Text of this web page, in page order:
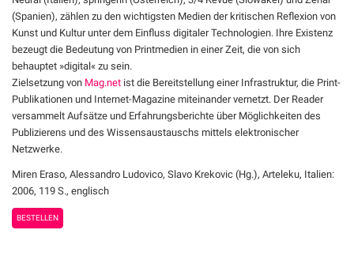
(Spanien), zählen zu den wichtigsten Medien der kritischen Reflexion von
Kunst und Kultur unter dem Einfluss digitaler Technologien. Ihre Existenz
bezeugt die Bedeutung von Printmedien in einer Zeit, die von sich
behauptet »digital« zu sein.
Zielsetzung von Mag.net ist die Bereitstellung einer Infrastruktur, die Print-
Publikationen und Internet-Magazine miteinander vernetzt. Der Reader
versammelt Aufsätze und Erfahrungsberichte über Möglichkeiten des
Publizierens und des Wissensaustauschs mittels elektronischer
Netzwerke.
Miren Eraso, Alessandro Ludovico, Slavo Krekovic (Hg.), Arteleku, Italien:
2006, 119 S., englisch
BESTELLEN